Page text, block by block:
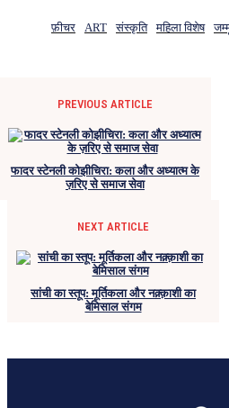
फ़ीचर ART संस्कृति महिला विशेष
PREVIOUS ARTICLE
फादर स्टेनली कोझीचिरा: कला और अध्यात्म के
ज़रिए से समाज सेवा
NEXT ARTICLE
सांची का स्तूप: मूर्तिकला और नक़्क़ाशी का
बेमिसाल संगम